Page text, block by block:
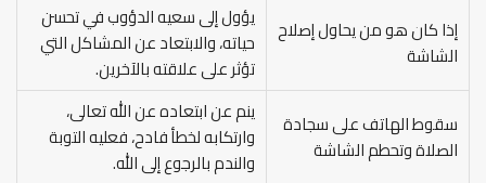
إذا كان هو من يحاول إصلاح
الشاشة
يؤول إلى سعيه الدؤوب في تحسن
حياته، والابتعاد عن المشاكل التي
تؤثر على علاقته بالآخرين.
سقوط الهاتف على سجادة
الصلاة وتحطم الشاشة
ينم عن ابتعاده عن الله تعالى،
وارتكابه لخطأ فادح، فعليه التوبة
والندم بالرجوع إلى الله.